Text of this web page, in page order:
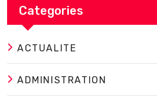
Categories
ACTUALITE
ADMINISTRATION